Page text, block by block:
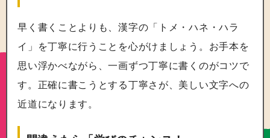
早く書くことよりも、漢字の「トメ・ハネ・ハラ
イ」を丁寧に行うことを心がけましょう。お手本を
思い浮かべながら、一画ずつ丁寧に書くのがコツで
す。正確に書こうとする丁寧さが、美しい文字への
近道になります。